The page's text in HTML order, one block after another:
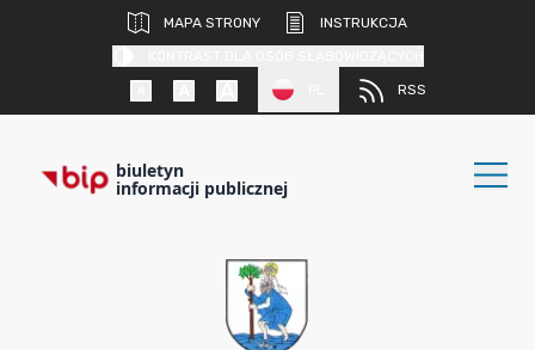
MAPA STRONY
INSTRUKCJA
RSS
biuletyn
informacji publicznej